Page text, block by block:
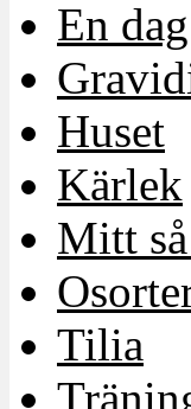
En
Huset
Kärlek
Mitt
Tilia